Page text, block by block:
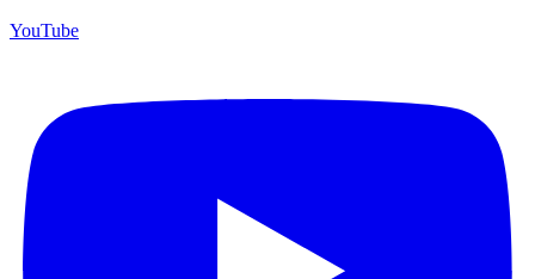
YouTube